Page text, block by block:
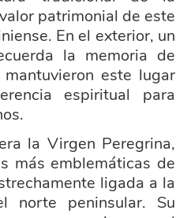
patrimonial de este
En el exterior, un
la memoria de
este lugar
espiritual para
la Virgen Peregrina,
más emblemáticas de
ligada a la
norte peninsular. Su